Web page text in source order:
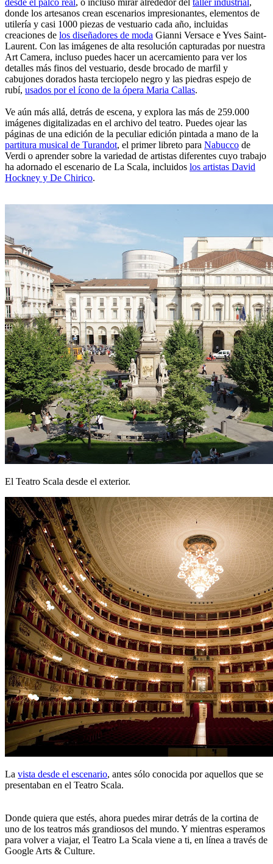
desde el palco real, o incluso mirar alrededor del taller industrial,
donde los artesanos crean escenarios impresionantes, elementos de
utilería y casi 1000 piezas de vestuario cada año, incluidas
creaciones de los diseñadores de moda Gianni Versace e Yves Saint-
Laurent. Con las imágenes de alta resolución capturadas por nuestra
Art Camera, incluso puedes hacer un acercamiento para ver los
detalles más finos del vestuario, desde brocado de marfil y
cabujones dorados hasta terciopelo negro y las piedras espejo de
rubí, usados por el ícono de la ópera Maria Callas.
Ve aún más allá, detrás de escena, y explora las más de 259.000
imágenes digitalizadas en el archivo del teatro. Puedes ojear las
páginas de una edición de la peculiar edición pintada a mano de la
partitura musical de Turandot, el primer libreto para Nabucco de
Verdi o aprender sobre la variedad de artistas diferentes cuyo trabajo
ha adornado el escenario de La Scala, incluidos los artistas David
Hockney y De Chirico.
El Teatro Scala desde el exterior.
La vista desde el escenario, antes sólo conocida por aquellos que se
presentaban en el Teatro Scala.
Donde quiera que estés, ahora puedes mirar detrás de la cortina de
uno de los teatros más grandiosos del mundo. Y mientras esperamos
para volver a viajar, el Teatro La Scala viene a ti, en línea a través de
Google Arts & Culture.